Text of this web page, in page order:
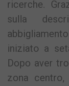
ricerche.
sulla
iniziato a
Dopo aver
zona